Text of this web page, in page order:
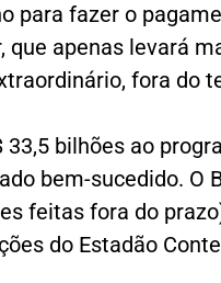
para fazer o
que apenas levará
fora do
33,5 bilhões ao
bem-sucedido.
feitas fora do
do Estadão